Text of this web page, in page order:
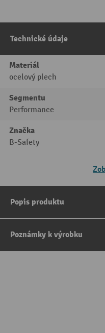
Technické údaje
Materiál
ocelový plech
Segmentu
Performance
Značka
B-Safety
Popis produktu
Poznámky k výrobku